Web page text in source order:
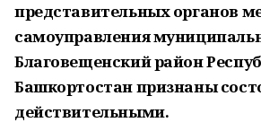
представительных органов
самоуправления
Благовещенский район
Башкортостан признаны
действительными.